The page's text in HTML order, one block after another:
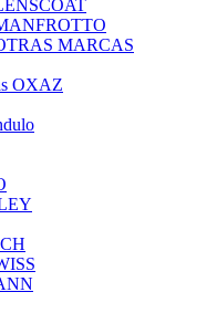
MARCAS
OXAZ